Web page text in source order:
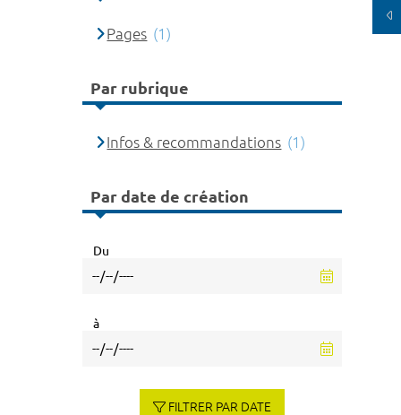
Pages (1)
Par rubrique
Infos & recommandations (1)
Par date de création
Du
à
FILTRER PAR DATE